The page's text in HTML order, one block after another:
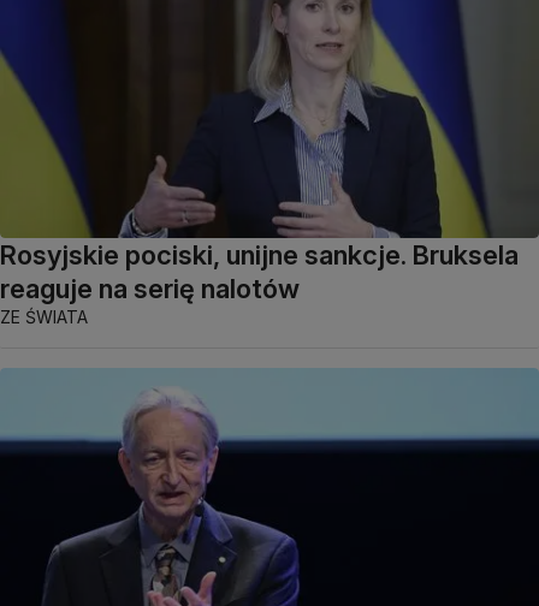
Rosyjskie pociski, unijne sankcje. Bruksela
reaguje na serię nalotów
ZE ŚWIATA